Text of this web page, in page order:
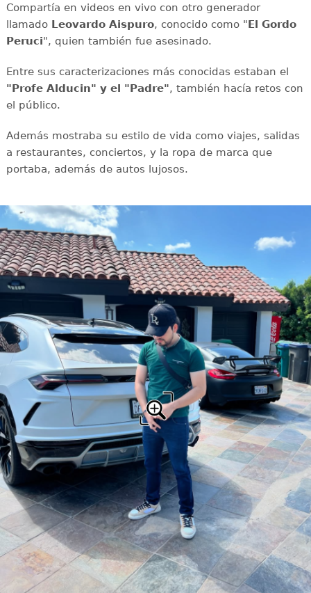
Compartía en videos en vivo con otro generador
llamadoLeovardo Aispuro, conocido como "El Gordo
Peruci", quien también fue asesinado.
Entre sus caracterizaciones más conocidas estaban el
"Profe Alducin" y el "Padre", también hacía retos con
el público.
Además mostraba su estilo de vida como viajes, salidas
a restaurantes, conciertos, y la ropa de marca que
portaba, además de autos lujosos.